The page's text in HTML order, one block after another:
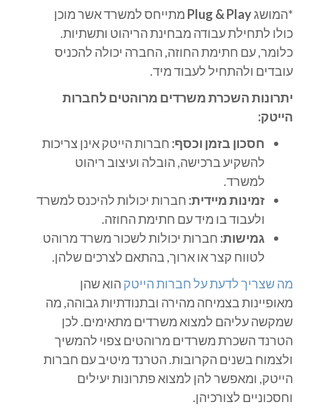
*המושגPlug & Play מתייחס למשרד אשר מוכן
כולו לתחילת עבודה מבחינת הריהוט ותשתיות.
כלומר, עם חתימת החוזה, החברה יכולה להכניס
עובדים ולהתחיל לעבוד מיד.
יתרונות השכרת משרדים מרוהטים לחברות
הייטק:
חסכון בזמן וכסף: חברות הייטק אינן צריכות
להשקיע ברכישה, הובלה ועיצוב ריהוט
למשרד.
זמינות מיידית: חברות יכולות להיכנס למשרד
ולעבוד בו מיד עם חתימת החוזה.
גמישות: חברות יכולות לשכור משרד מרוהט
לטווח קצר או ארוך, בהתאם לצרכים שלהן.
מה שצריך לדעת על חברות הייטק הוא שהן
מאופיינות בצמיחה מהירה ובתנודתיות גבוהה, מה
שמקשה עליהם למצוא משרדים מתאימים. לכן
הטרנד השכרת משרדים מרוהטים צפוי להמשיך
ולצמוח בשנים הקרובות. הטרנד מיטיב עם חברות
הייטק, ומאפשר להן למצוא פתרונות יעילים
וחסכוניים לצורכיהן.